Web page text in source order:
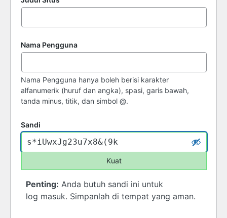
Nama Pengguna
Nama Pengguna hanya boleh berisi karakter
alfanumerik (huruf dan angka), spasi, garis bawah,
tanda minus, titik, dan simbol @.
Sandi
Kuat
Penting: Anda butuh sandi ini untuk
log masuk. Simpanlah di tempat yang aman.